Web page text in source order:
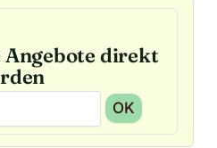
Angebote direkt
OK